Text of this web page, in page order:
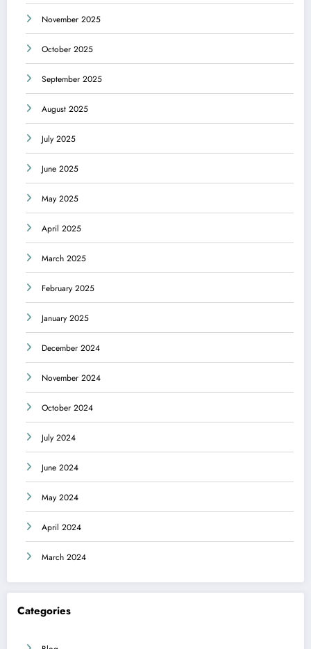
November 2025
October 2025
September 2025
August 2025
July 2025
June 2025
May 2025
April 2025
March 2025
February 2025
January 2025
December 2024
November 2024
October 2024
July 2024
June 2024
May 2024
April 2024
March 2024
Categories